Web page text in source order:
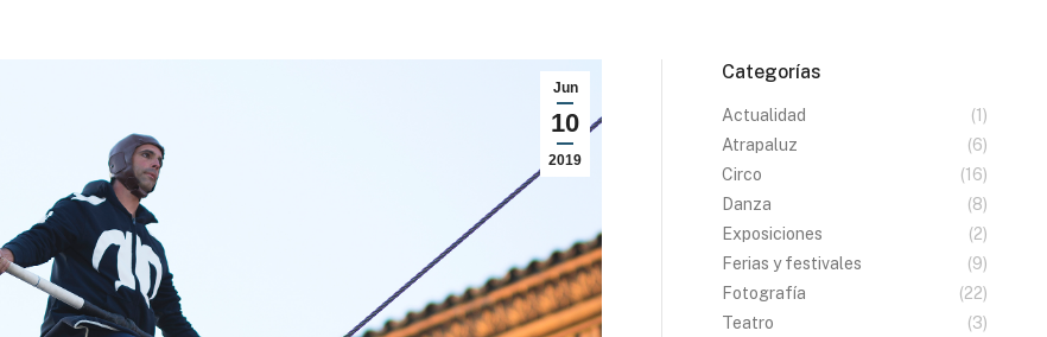
Jun
10
2019
Categorías
Actualidad
(1)
Atrapaluz
(6)
Circo
(16)
Danza
(8)
Exposiciones
(2)
Ferias y festivales
(9)
Fotografía
(22)
Teatro
(3)